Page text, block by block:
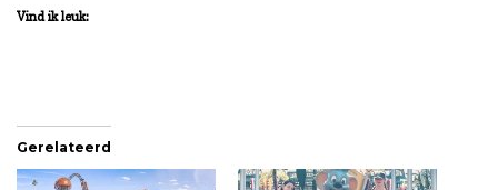
Vind ik leuk:
Gerelateerd